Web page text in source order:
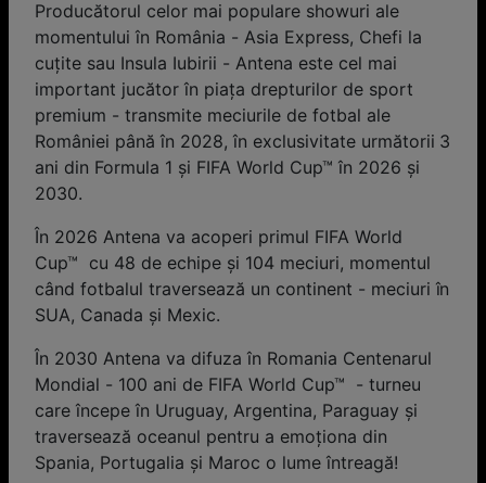
Producătorul celor mai populare showuri ale
momentului în România - Asia Express, Chefi la
cuțite sau Insula Iubirii - Antena este cel mai
important jucător în piața drepturilor de sport
premium - transmite meciurile de fotbal ale
României până în 2028, în exclusivitate următorii 3
ani din Formula 1 și FIFA World Cup™ în 2026 și
2030.
În 2026 Antena va acoperi primul FIFA World
Cup™ cu 48 de echipe și 104 meciuri, momentul
când fotbalul traversează un continent - meciuri în
SUA, Canada și Mexic.
În 2030 Antena va difuza în Romania Centenarul
Mondial - 100 ani de FIFA World Cup™ - turneu
care începe în Uruguay, Argentina, Paraguay și
traversează oceanul pentru a emoționa din
Spania, Portugalia și Maroc o lume întreagă!